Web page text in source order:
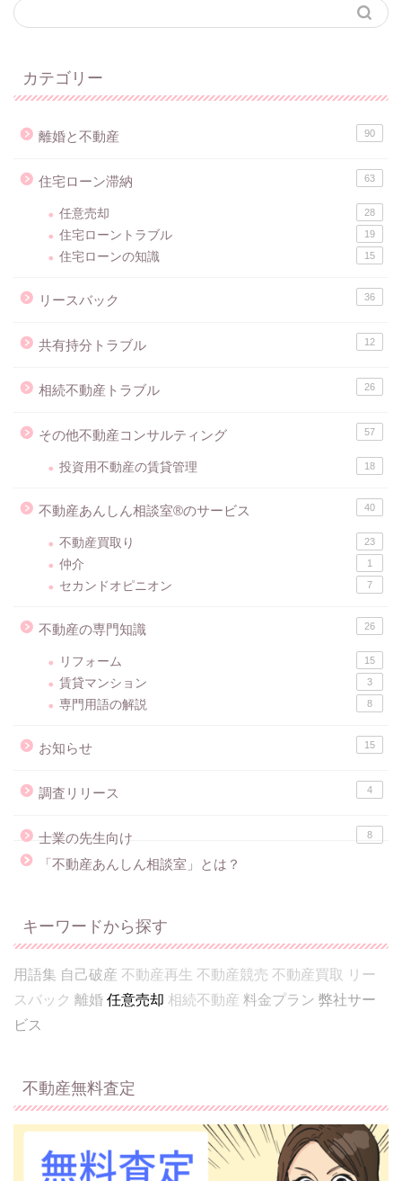
カテゴリー
離婚と不動産 90
住宅ローン滞納 63
任意売却 28
住宅ローントラブル 19
住宅ローンの知識 15
リースバック 36
共有持分トラブル 12
相続不動産トラブル 26
その他不動産コンサルティング 57
投資用不動産の賃貸管理 18
不動産あんしん相談室®のサービス 40
不動産買取り 23
仲介 1
セカンドオピニオン 7
不動産の専門知識 26
リフォーム 15
賃貸マンション 3
専門用語の解説 8
お知らせ 15
調査リリース 4
士業の先生向け 8
「不動産あんしん相談室」とは？
キーワードから探す
用語集 自己破産 不動産再生 不動産競売 不動産買取 リー
スバック 離婚 任意売却 相続不動産 料金プラン 弊社サー
ビス
不動産無料査定